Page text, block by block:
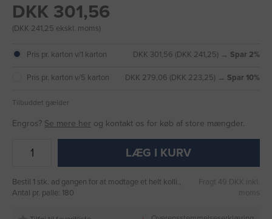
DKK 301,56
(DKK 241,25 ekskl. moms)
Pris pr. karton v/1 karton DKK 301,56 (DKK 241,25) → Spar 2%
Pris pr. karton v/5 karton DKK 279,06 (DKK 223,25) → Spar 10%
Tilbuddet gælder
Engros? Se mere her og kontakt os for køb af store mængder.
LÆG I KURV
Bestil 1 stk. ad gangen for at modtage et helt kolli.,
Antal pr. palle: 180
Fragt 49 DKK inkl.
moms